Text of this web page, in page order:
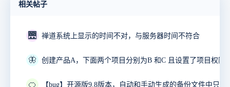
相关帖子
🌉 禅道系统上显示的时间不对，与服务器时间不符合
🦋
🍊